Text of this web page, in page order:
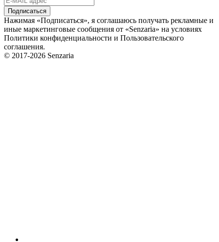
Подписаться
Нажимая «Подписаться», я соглашаюсь получать рекламные и
иные маркетинговые сообщения от «Senzaria» на условиях
Политики конфиденциальности и Пользовательского
соглашения.
© 2017-2026 Senzaria